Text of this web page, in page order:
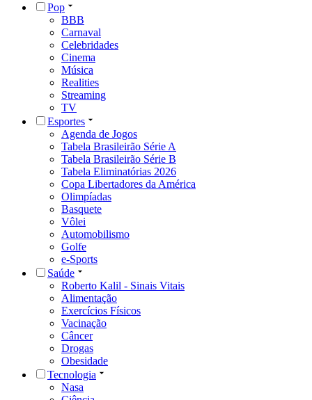
Pop
BBB
Carnaval
Celebridades
Cinema
Música
Realities
Streaming
TV
Esportes
Agenda de Jogos
Tabela Brasileirão Série A
Tabela Brasileirão Série B
Tabela Eliminatórias 2026
Copa Libertadores da América
Olimpíadas
Basquete
Vôlei
Automobilismo
Golfe
e-Sports
Saúde
Roberto Kalil - Sinais Vitais
Alimentação
Exercícios Físicos
Vacinação
Câncer
Drogas
Obesidade
Tecnologia
Nasa